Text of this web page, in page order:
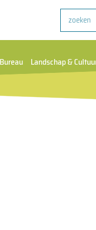
Zoeken
Bureau Landschap &